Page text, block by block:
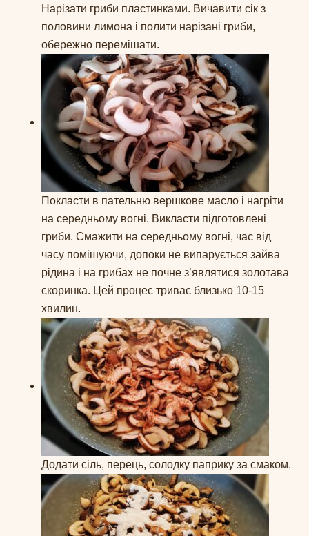
Нарізати гриби пластинками. Вичавити сік з
половини лимона і полити нарізані гриби,
обережно перемішати.
Покласти в пательню вершкове масло і нагріти
на середньому вогні. Викласти підготовлені
гриби. Смажити на середньому вогні, час від
часу помішуючи, допоки не випарується зайва
рідина і на грибах не почне зʼявлятися золотава
скоринка. Цей процес триває близько 10-15
хвилин.
Додати сіль, перець, солодку паприку за смаком.